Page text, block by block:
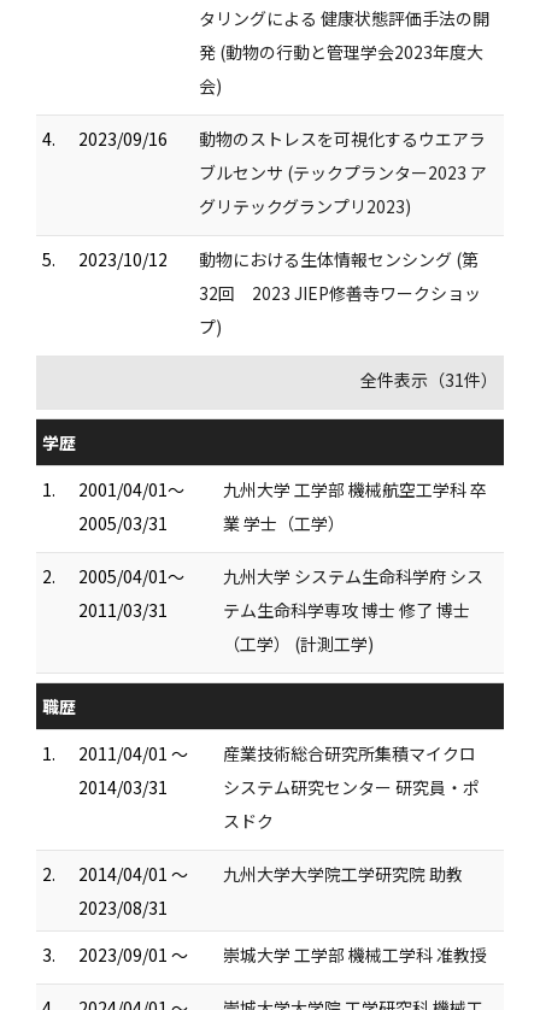
タリングによる 健康状態評価手法の開
発 (動物の行動と管理学会2023年度大
会)
4. 2023/09/16
動物のストレスを可視化するウエアラ
ブルセンサ (テックプランター2023 ア
グリテックグランプリ2023)
5. 2023/10/12
動物における生体情報センシング (第
32回 2023 JIEP修善寺ワークショッ
プ)
全件表示（31件）
学歴
1.
2001/04/01～
2005/03/31
九州大学 工学部 機械航空工学科 卒
業 学士（工学）
2.
2005/04/01～
2011/03/31
九州大学 システム生命科学府 シス
テム生命科学専攻 博士 修了 博士
（工学） (計測工学)
職歴
1.
2011/04/01 ～
2014/03/31
産業技術総合研究所集積マイクロ
システム研究センター 研究員・ポ
スドク
2.
2014/04/01 ～
2023/08/31
九州大学大学院工学研究院 助教
3. 2023/09/01 ～ 崇城大学 工学部 機械工学科 准教授